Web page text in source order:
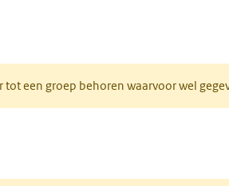
een groep behoren waarvoor wel